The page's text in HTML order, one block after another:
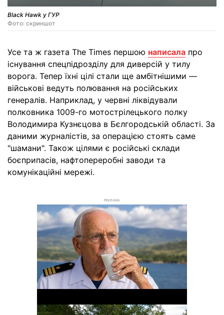
Black Hawk у ГУР
Фото: скриншот
Усе та ж газета The Times першою написала про
існування спецпідрозділу для диверсій у тилу
ворога. Тепер їхні цілі стали ще амбітнішими —
військові ведуть полювання на російських
генералів. Наприклад, у червні ліквідували
полковника 1009-го мотострілецького полку
Володимира Кузнєцова в Бєлгородській області. За
даними журналістів, за операцією стоять саме
"шамани". Також цілями є російські склади
боєприпасів, нафтопереробні заводи та
комунікаційні мережі.
РЕКЛАМА